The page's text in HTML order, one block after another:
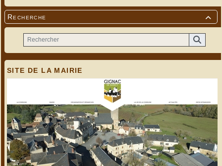

Recherche
SITE DE LA MAIRIE